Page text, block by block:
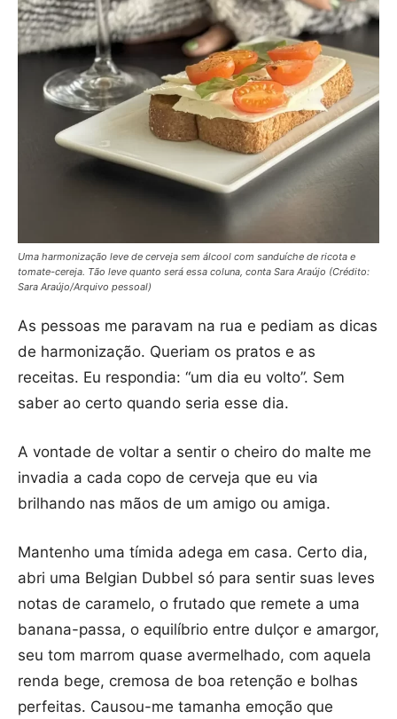
Uma harmonização leve de cerveja sem álcool com sanduíche de ricota e
tomate-cereja. Tão leve quanto será essa coluna, conta Sara Araújo (Crédito:
Sara Araújo/Arquivo pessoal)
As pessoas me paravam na rua e pediam as dicas
de harmonização. Queriam os pratos e as
receitas. Eu respondia: “um dia eu volto”. Sem
saber ao certo quando seria esse dia.
A vontade de voltar a sentir o cheiro do malte me
invadia a cada copo de cerveja que eu via
brilhando nas mãos de um amigo ou amiga.
Mantenho uma tímida adega em casa. Certo dia,
abri uma Belgian Dubbel só para sentir suas leves
notas de caramelo, o frutado que remete a uma
banana-passa, o equilíbrio entre dulçor e amargor,
seu tom marrom quase avermelhado, com aquela
renda bege, cremosa de boa retenção e bolhas
perfeitas. Causou-me tamanha emoção que